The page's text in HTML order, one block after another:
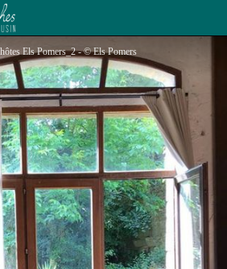
Els Pomers_2 - © Els Pomers